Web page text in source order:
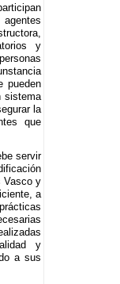
y
pueden
sistema
la
que
servir
Vasco y
a
y
a sus